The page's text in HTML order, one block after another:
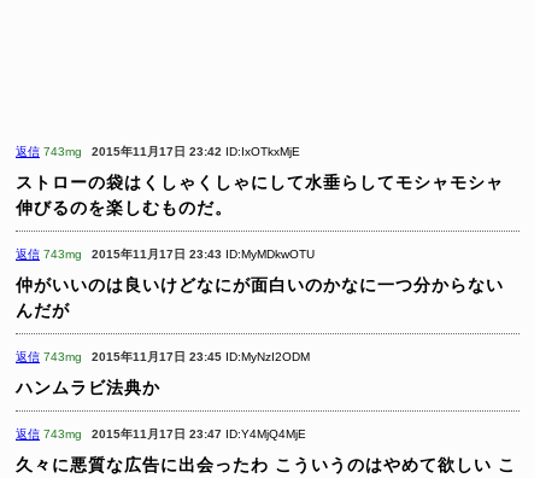
返信 743mg 2015年11月17日 23:42 ID:IxOTkxMjE
ストローの袋はくしゃくしゃにして水垂らしてモシャモシャ
伸びるのを楽しむものだ。
返信 743mg 2015年11月17日 23:43 ID:MyMDkwOTU
仲がいいのは良いけどなにが面白いのかなに一つ分からない
んだが
返信 743mg 2015年11月17日 23:45 ID:MyNzI2ODM
ハンムラビ法典か
返信 743mg 2015年11月17日 23:47 ID:Y4MjQ4MjE
久々に悪質な広告に出会ったわ こういうのはやめて欲しい こ